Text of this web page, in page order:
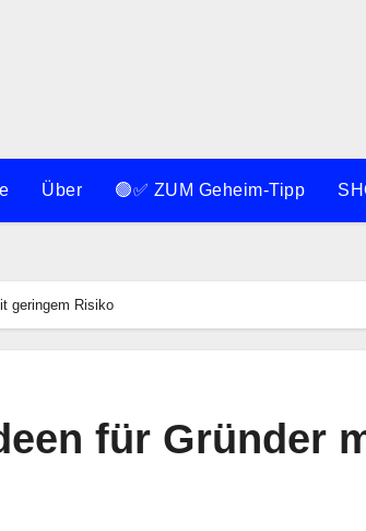
Über 🟢✅ ZUM Geheim-Tipp
geringem Risiko
für Gründer